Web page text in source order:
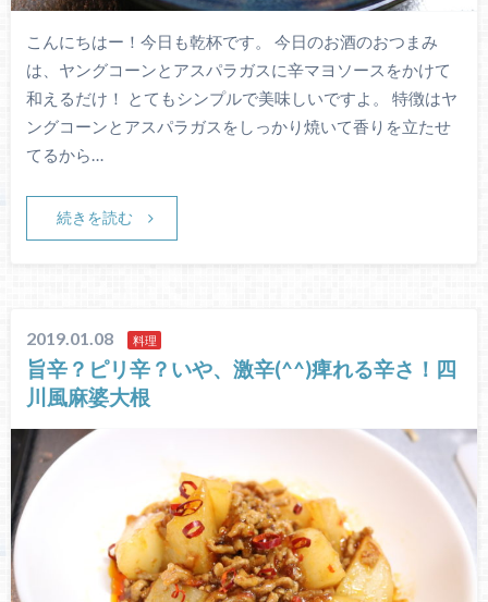
こんにちはー！今日も乾杯です。 今日のお酒のおつまみ
は、ヤングコーンとアスパラガスに辛マヨソースをかけて
和えるだけ！ とてもシンプルで美味しいですよ。 特徴はヤ
ングコーンとアスパラガスをしっかり焼いて香りを立たせ
てるから…
続きを読む
2019.01.08 料理
旨辛？ピリ辛？いや、激辛(^^)痺れる辛さ！四
川風麻婆大根